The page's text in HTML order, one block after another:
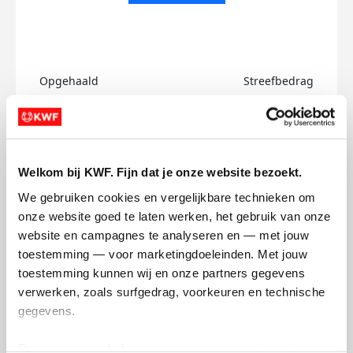
Welkom bij KWF. Fijn dat je onze website bezoekt.
We gebruiken cookies en vergelijkbare technieken om
onze website goed te laten werken, het gebruik van onze
website en campagnes te analyseren en — met jouw
toestemming — voor marketingdoeleinden. Met jouw
toestemming kunnen wij en onze partners gegevens
verwerken, zoals surfgedrag, voorkeuren en technische
gegevens.
Opgehaald Streefbedrag
Julia's badges